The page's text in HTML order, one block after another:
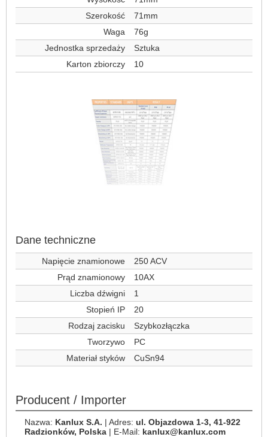
Szerokość
71mm
Waga
76g
Jednostka sprzedaży
Sztuka
Karton zbiorczy
10
Dane techniczne
Napięcie znamionowe
250 ACV
Prąd znamionowy
10AX
Liczba dźwigni
1
Stopień IP
20
Rodzaj zacisku
Szybkozłączka
Tworzywo
PC
Materiał styków
CuSn94
Producent / Importer
Nazwa: Kanlux S.A. | Adres: ul. Objazdowa 1-3, 41-922
Radzionków, Polska | E-Mail: kanlux@kanlux.com